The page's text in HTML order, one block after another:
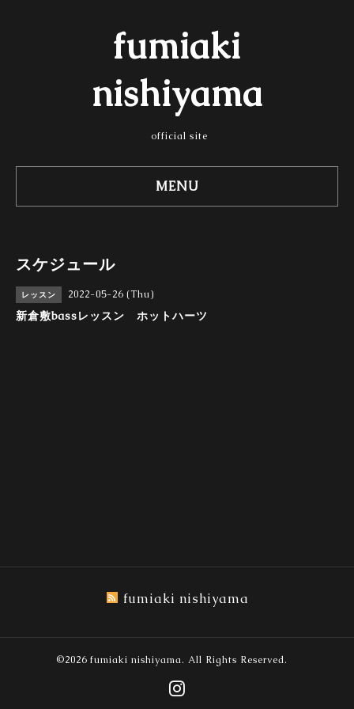
fumiaki
nishiyama
official site
MENU
スケジュール
レッスン 2022-05-26 (Thu)
新倉敷bassレッスン ホットハーツ
fumiaki nishiyama
©2026 fumiaki nishiyama. All Rights Reserved.